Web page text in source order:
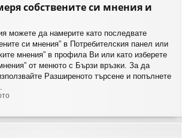
собствените си мнения и
можете да намерите като последвате
си мнения” в Потребителския панел или
мнения” в профила Ви или като изберете
от менюто с Бързи връзки. За да
Разширеното търсене и попълнете